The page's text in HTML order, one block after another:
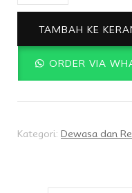
Orang
TAMBAH KE
ORDER VIA
Kategori: Dewasa dan